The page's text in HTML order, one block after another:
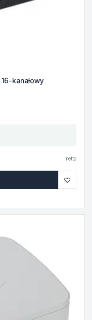
kanałowy
netto
♡